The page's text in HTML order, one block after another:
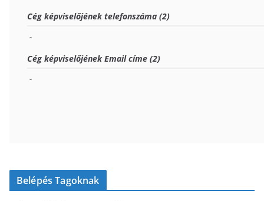
Cég képviselőjének telefonszáma (2)
-
Cég képviselőjének Email címe (2)
-
Belépés Tagoknak